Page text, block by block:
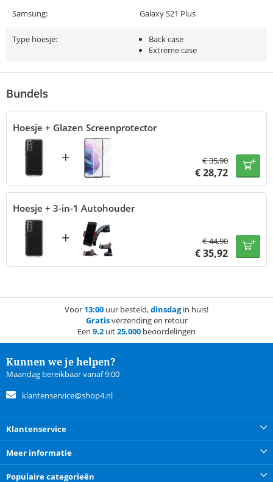
Samsung: Galaxy S21 Plus
Type hoesje:
Back case
Extreme case
Bundels
Hoesje + Glazen Screenprotector
+ €35,90
€28,72
Hoesje + 3-in-1 Autohouder
+ €44,90
€35,92
Voor 13:00 uur besteld,dinsdagin huis!
Gratisverzending en retour
Een 9.2 uit25.000 beoordelingen
Kunnen we je helpen?
Maandag bereikbaar vanaf 9:00
klantenservice@shop4.nl
Klantenservice
Meer informatie
Populaire categorieën